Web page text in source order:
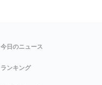
今日のニュース
ランキング